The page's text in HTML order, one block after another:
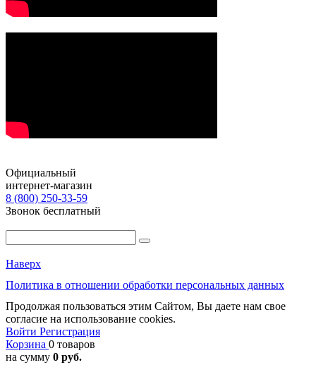
Официальный
интернет-магазин
8 (800) 250-33-59
Звонок бесплатный
Наверх
Политика в отношении обработки персональных данных
Продолжая пользоваться этим Сайтом, Вы даете нам свое
согласие на использование cookies.
Войти Регистрация
Корзина 0 товаров
на сумму 0 руб.